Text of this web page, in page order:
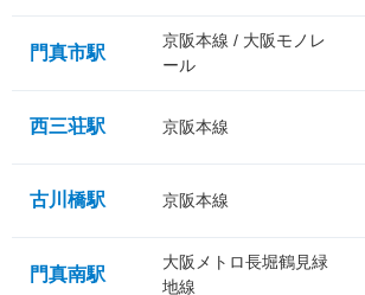
門真市駅
京阪本線 / 大阪モノレ
ール
西三荘駅 京阪本線
古川橋駅 京阪本線
門真南駅
大阪メトロ長堀鶴見緑
地線